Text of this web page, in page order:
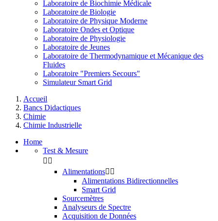
Laboratoire de Biochimie Médicale
Laboratoire de Biologie
Laboratoire de Physique Moderne
Laboratoire Ondes et Optique
Laboratoire de Physiologie
Laboratoire de Jeunes
Laboratoire de Thermodynamique et Mécanique des
Fluides
Laboratoire "Premiers Secours"
Simulateur Smart Grid
Accueil
Bancs Didactiques
Chimie
Chimie Industrielle
Home
Test & Mesure
 
Alimentations 
Alimentations Bidirectionnelles
Smart Grid
Sourcemètres
Analyseurs de Spectre
Acquisition de Données